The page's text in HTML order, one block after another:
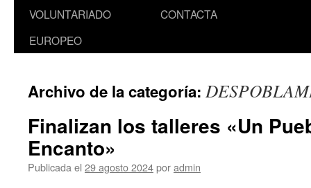
VOLUNTARIADO
EUROPEO
CONTACTA
Archivo de la categoría:
Finalizan los talleres «Un
Encanto»
Publicada el 29 agosto 2024poradmin